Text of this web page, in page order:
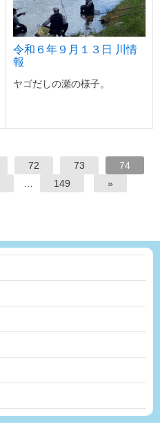
令和６年９月１３日 川情
報
ヤゴだしの瀬の様子。
72 73
74
149 »